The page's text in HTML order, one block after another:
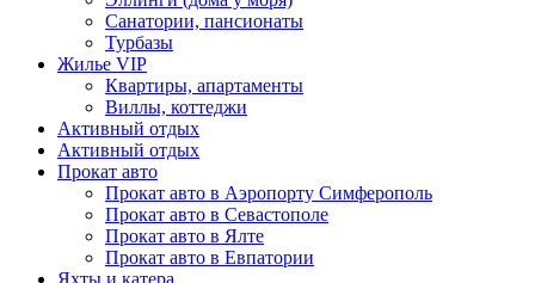
Санатории, пансионаты
Турбазы
Жилье VIP
Квартиры, апартаменты
Виллы, коттеджи
Активный отдых
Активный отдых
Прокат авто
Прокат авто в Аэропорту Симферополь
Прокат авто в Севастополе
Прокат авто в Ялте
Прокат авто в Евпатории
Яхты и катера